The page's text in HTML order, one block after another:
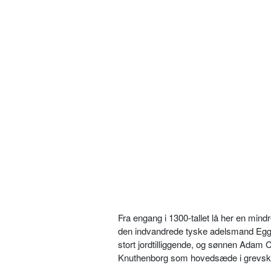
Fra engang i 1300-tallet lå her en
den indvandrede tyske adelsmand
stort jordtilliggende, og sønnen Adam
Knuthenborg som hovedsæde i